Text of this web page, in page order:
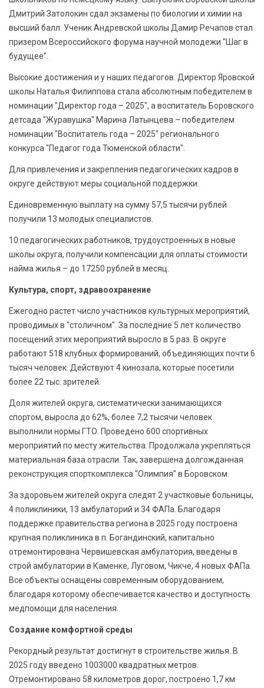
Дмитрий Затолокин сдал экзамены по биологии и химии на
высший балл. Ученик Андревской школы Дамир Речапов стал
призером Всероссийского форума научной молодежи "Шаг в
будущее".
Высокие достижения и у наших педагогов. Директор Яровской
школы Наталья Филиппова стала абсолютным победителем в
номинации "Директор года – 2025", а воспитатель Боровского
детсада "Журавушка" Марина Латынцева – победителем
номинации "Воспитатель года – 2025" регионального
конкурса "Педагог года Тюменской области".
Для привлечения и закрепления педагогических кадров в
округе действуют меры социальной поддержки.
Единовременную выплату на сумму 57,5 тысячи рублей
получили 13 молодых специалистов.
10 педагогических работников, трудоустроенных в новые
школы округа, получили компенсации для оплаты стоимости
найма жилья – до 17250 рублей в месяц.
Культура, спорт, здравоохранение
Ежегодно растет число участников культурных мероприятий,
проводимых в "столичном". За последние 5 лет количество
посещений этих мероприятий выросло в 5 раз. В округе
работают 518 клубных формирований, объединяющих почти 6
тысяч человек. Действуют 4 кинозала, которые посетили
более 22 тыс. зрителей.
Доля жителей округа, систематически занимающихся
спортом, выросла до 62%, более 7,2 тысячи человек
выполнили нормы ГТО. Проведено 600 спортивных
мероприятий по месту жительства. Продолжала укрепляться
материальная база отрасли. Так, завершена долгожданная
реконструкция спорткомплекса "Олимпия" в Боровском.
За здоровьем жителей округа следят 2 участковые больницы,
4 поликлиники, 13 амбулаторий и 34 ФАПа. Благодаря
поддержке правительства региона в 2025 году построена
крупная поликлиника в п. Богандинский, капитально
отремонтирована Червишевская амбулатория, введены в
строй амбулатории в Каменке, Луговом, Чикче, 4 новых ФАПа.
Все объекты оснащены современным оборудованием,
благодаря которому обеспечивается качество и доступность
медпомощи для населения.
Создание комфортной среды
Рекордный результат достигнут в строительстве жилья. В
2025 году введено 1003000 квадратных метров.
Отремонтировано 58 километров дорог, построено 1,7 км